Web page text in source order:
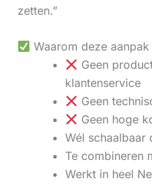
zetten.”
Waarom deze
Geen
klantenservice
Geen
Geen hoge
Wél schaalbaar
Te combineren
Werkt in heel